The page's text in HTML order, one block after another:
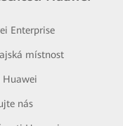
Enterprise
místnost
Huawei
nás